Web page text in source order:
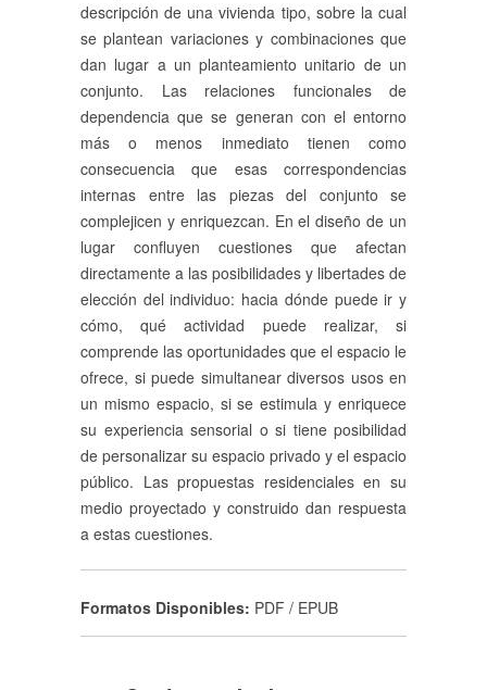
descripción de una vivienda tipo, sobre la cual
se plantean variaciones y combinaciones que
dan lugar a un planteamiento unitario de un
conjunto. Las relaciones funcionales de
dependencia que se generan con el entorno
más o menos inmediato tienen como
consecuencia que esas correspondencias
internas entre las piezas del conjunto se
complejicen y enriquezcan. En el diseño de un
lugar confluyen cuestiones que afectan
directamente a las posibilidades y libertades de
elección del individuo: hacia dónde puede ir y
cómo, qué actividad puede realizar, si
comprende las oportunidades que el espacio le
ofrece, si puede simultanear diversos usos en
un mismo espacio, si se estimula y enriquece
su experiencia sensorial o si tiene posibilidad
de personalizar su espacio privado y el espacio
público. Las propuestas residenciales en su
medio proyectado y construido dan respuesta
a estas cuestiones.
Formatos Disponibles: PDF / EPUB